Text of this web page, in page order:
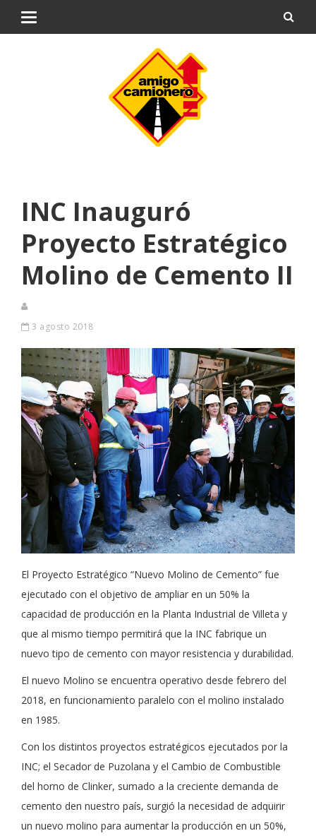
INC Inauguró
Proyecto Estratégico
Molino de Cemento II
3 agosto 2018
El Proyecto Estratégico “Nuevo Molino de Cemento” fue
ejecutado con el objetivo de ampliar en un 50% la
capacidad de producción en la Planta Industrial de Villeta y
que al mismo tiempo permitirá que la INC fabrique un
nuevo tipo de cemento con mayor resistencia y durabilidad.
El nuevo Molino se encuentra operativo desde febrero del
2018, en funcionamiento paralelo con el molino instalado
en 1985.
Con los distintos proyectos estratégicos ejecutados por la
INC; el Secador de Puzolana y el Cambio de Combustible
del horno de Clinker, sumado a la creciente demanda de
cemento den nuestro país, surgió la necesidad de adquirir
un nuevo molino para aumentar la producción en un 50%,